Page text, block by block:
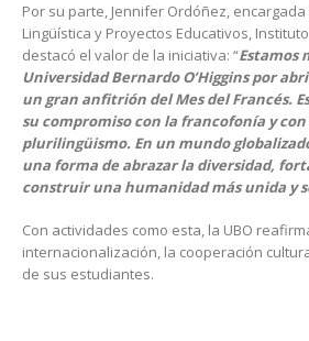
Por su parte, Jennifer Ordóñez,
Lingüística y Proyectos Educativos,
destacó el valor de la iniciativa: “Estamos
Universidad Bernardo O’Higgins por
un gran anfitrión del Mes del Francés.
su compromiso con la francofonía y
plurilingüismo. En un mundo
una forma de abrazar la diversidad,
construir una humanidad más unida y
Con actividades como esta, la UBO
internacionalización, la cooperación
de sus estudiantes.